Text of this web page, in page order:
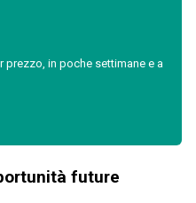
prezzo, in poche settimane e a
future